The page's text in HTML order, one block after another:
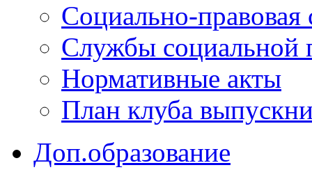
Социально-правовая
Службы социальной
Нормативные акты
План клуба
Доп.образование